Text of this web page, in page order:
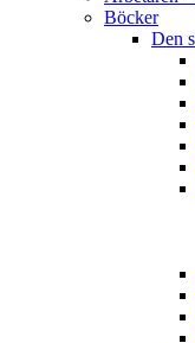
Böcker
Den